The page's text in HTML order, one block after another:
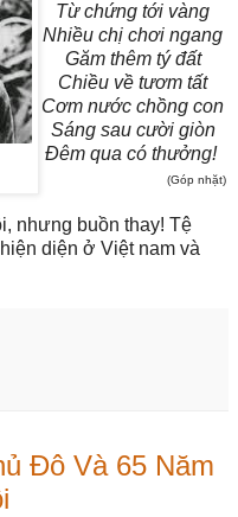
Từ chứng tới vàng
Nhiều chị chơi ngang
Găm thêm tý đất
Chiều về tươm tất
Cơm nước chồng con
Sáng sau cười giòn
Đêm qua có thưởng!
(Góp nhặt)
nhưng buồn thay! Tệ
diện ở Việt nam và
Đô Và 65 Năm